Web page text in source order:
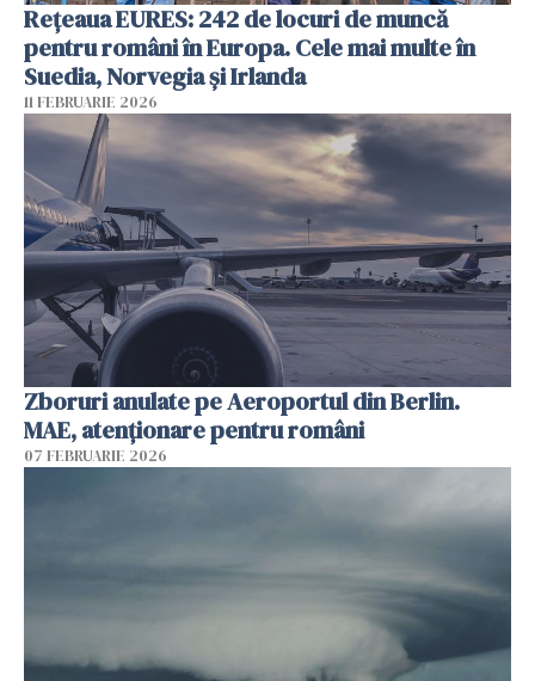
Rețeaua EURES: 242 de locuri de muncă
pentru români în Europa. Cele mai multe în
Suedia, Norvegia și Irlanda
11 FEBRUARIE 2026
Zboruri anulate pe Aeroportul din Berlin.
MAE, atenționare pentru români
07 FEBRUARIE 2026